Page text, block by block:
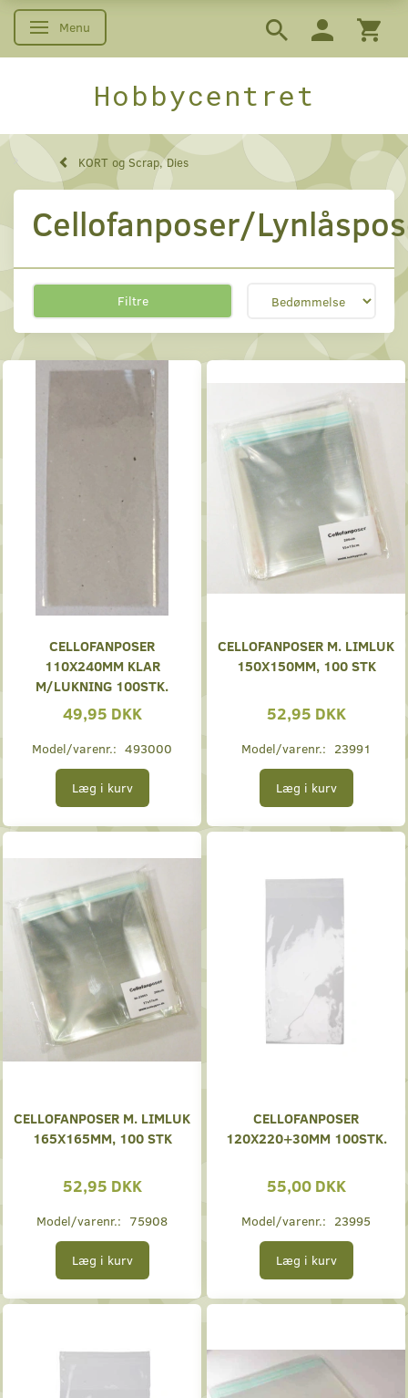
Skifte navigation
Menu
Hobbycentret
KORT og Scrap, Dies
Cellofanposer/
Filtre
CELLOFANPOSER
110X240MM KLAR
M/LUKNING 100STK.
49,95 DKK
Model/varenr.: 493000
Læg i kurv
CELLOFANPOSER M. LIMLUK
150X150MM, 100 STK
52,95 DKK
Model/varenr.: 23991
Læg i kurv
CELLOFANPOSER M. LIMLUK
165X165MM, 100 STK
52,95 DKK
Model/varenr.: 75908
Læg i kurv
CELLOFANPOSER
120X220+30MM 100STK.
55,00 DKK
Model/varenr.: 23995
Læg i kurv